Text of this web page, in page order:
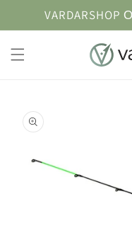
содржината
Информации
за продуктот